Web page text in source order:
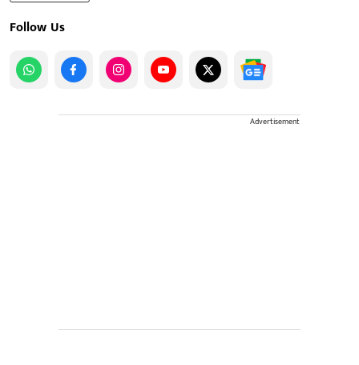
Follow Us
Advertisement